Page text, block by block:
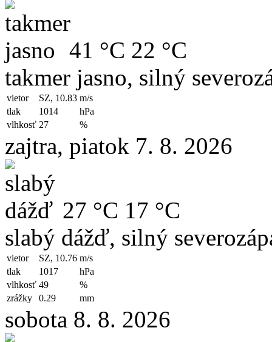
41 °C 22 °C
takmer jasno, silný
vietor SZ, 10.83 m/s
tlak
1014
hPa
vlhkosť 27 %
zajtra, piatok 7. 8. 2026
27 °C 17 °C
slabý dážď, silný
vietor SZ, 10.76 m/s
tlak
1017
hPa
vlhkosť 49
%
zrážky
0.29 mm
sobota 8. 8. 2026